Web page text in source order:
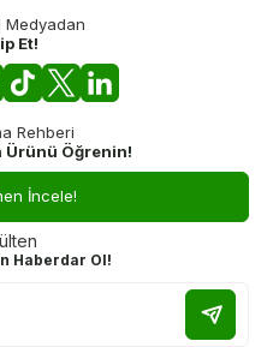
Medyadan
Et!
Rehberi
Ürünü Öğrenin!
İncele!
Haberdar Ol!